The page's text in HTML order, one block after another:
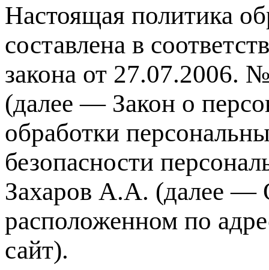
Настоящая политика
составлена в
закона от 27.07.2006.
(далее — Закон о
обработки
безопасности
Захаров А.А. (далее —
расположенном по
сайт).